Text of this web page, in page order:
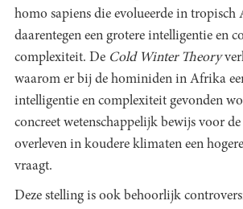
homo sapiens die evolueerde in
daarentegen een grotere intelligentie en
complexiteit. De Cold Winter Theory
waarom er bij de hominiden in Afrika
intelligentie en complexiteit gevonden
concreet wetenschappelijk bewijs voor
overleven in koudere klimaten een
vraagt.
Deze stelling is ook behoorlijk